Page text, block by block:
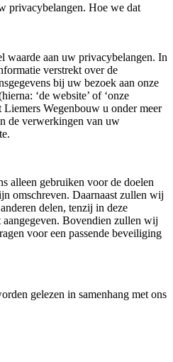
privacybelangen. Hoe we dat
waarde aan uw privacybelangen. In
verstrekt over de
bij uw bezoek aan onze
‘de website’ of ‘onze
Liemers Wegenbouw u onder meer
de verwerkingen van uw
alleen gebruiken voor de doelen
omschreven. Daarnaast zullen wij
delen, tenzij in deze
Bovendien zullen wij
voor een passende beveiliging
gelezen in samenhang met ons